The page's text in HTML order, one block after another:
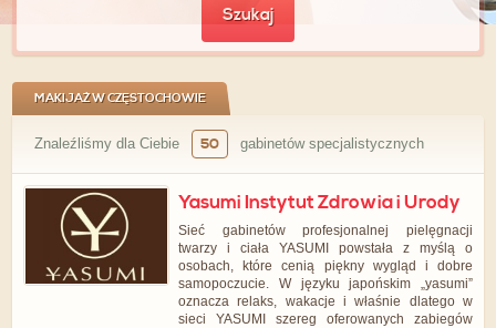
Szukaj
MAKIJAŻ W CZĘSTOCHOWIE
Znaleźliśmy dla Ciebie 50 gabinetów specjalistycznych
Yasumi Instytut Zdrowia i Urody
Sieć gabinetów profesjonalnej pielęgnacji
twarzy i ciała YASUMI powstała z myślą o
osobach, które cenią piękny wygląd i dobre
samopoczucie. W języku japońskim „yasumi”
oznacza relaks, wakacje i właśnie dlatego w
sieci YASUMI szereg oferowanych zabiegów